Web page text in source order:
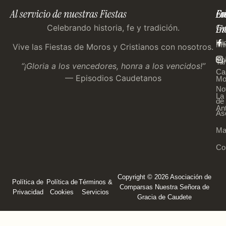
Al servicio de nuestras Fiestas
Celebrando historia, fe y tradición.
Vive las Fiestas de Moros y Cristianos con nosotros.
“¡Gloria a los vencedores, honra a los vencidos!”
— Episodios Caudetanos
de
La
Us
Copyright © 2026 Asociación de
Comparsas Nuestra Señora de
Gracia de Caudete
Política de
Privacidad
Política de
Cookies
Términos &
Servicios